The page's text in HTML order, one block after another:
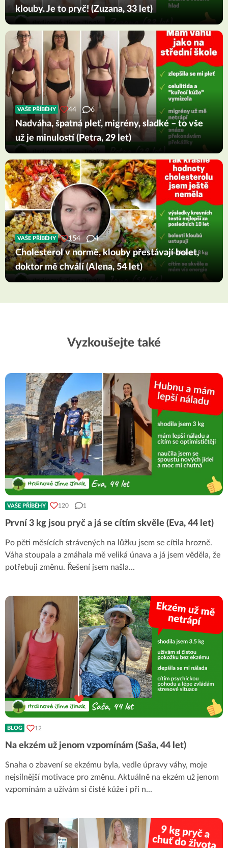
klouby. Je to pryč! (Zuzana, 33 let)
VAŠE PŘÍBĚHY 44 6
Nadváha, špatná pleť, migrény, sladké – to vše
už je minulostí (Petra, 29 let)
VAŠE PŘÍBĚHY 154 4
Cholesterol v normě, klouby přestávají bolet,
doktor mě chválí (Alena, 54 let)
Vyzkoušejte také
VAŠE PŘÍBĚHY 120 1
První 3 kg jsou pryč a já se cítím skvěle (Eva, 44 let)
Po pěti měsících strávených na lůžku jsem se cítila hrozně.
Váha stoupala a zmáhala mě veliká únava a já jsem věděla, že
potřebuji změnu. Řešení jsem našla...
BLOG 12
Na ekzém už jenom vzpomínám (Saša, 44 let)
Snaha o zbavení se ekzému byla, vedle úpravy váhy, moje
nejsilnější motivace pro změnu. Aktuálně na ekzém už jenom
vzpomínám a užívám si čisté kůže i při n...